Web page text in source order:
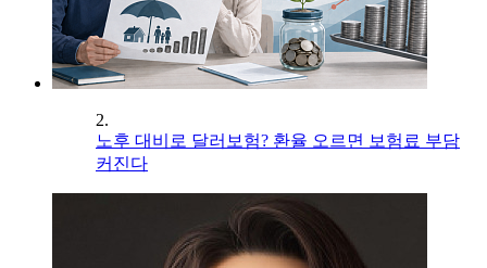
2.
노후 대비로 달러보험? 환율 오르면 보험료 부담
커진다